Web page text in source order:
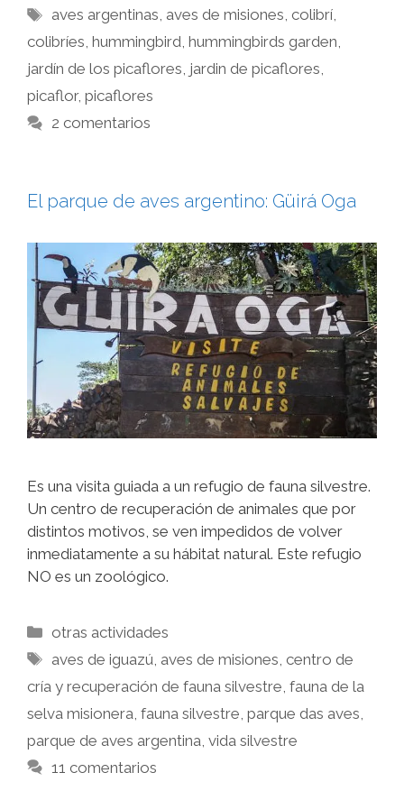
aves argentinas, aves de misiones,colibrí,
colibríes, hummingbird, hummingbirds garden,
jardín de los picaflores, jardin de picaflores,
picaflor, picaflores
2 comentarios
El parque de aves argentino: Güirá Oga
Es una visita guiada a un refugio de fauna silvestre.
Un centro de recuperación de animales que por
distintos motivos, se ven impedidos de volver
inmediatamente a su hábitat natural. Este refugio
NO es un zoológico.
otras actividades
aves de iguazú aves de misiones ,centro de
cría y recuperación de fauna silvestre fauna de la
selva misionera fauna silvestre parque das aves
parque de aves argentina vida silvestre
11 comentarios